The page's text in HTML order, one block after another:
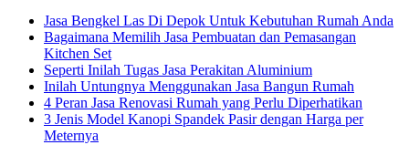
Jasa Bengkel Las Di Depok Untuk Kebutuhan Rumah Anda
Bagaimana Memilih Jasa Pembuatan dan Pemasangan
Kitchen Set
Seperti Inilah Tugas Jasa Perakitan Aluminium
Inilah Untungnya Menggunakan Jasa Bangun Rumah
4 Peran Jasa Renovasi Rumah yang Perlu Diperhatikan
3 Jenis Model Kanopi Spandek Pasir dengan Harga per
Meternya